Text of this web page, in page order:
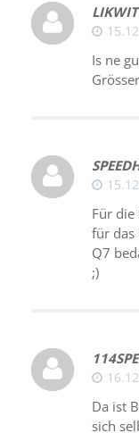
LIKWIT
Is ne
Für die
für das
Q7
;)
Da ist
sich